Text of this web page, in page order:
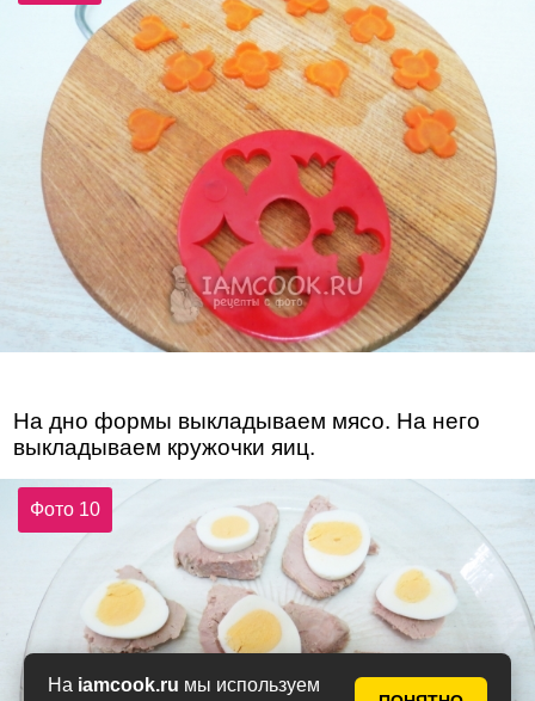
На iamcook.ru мы используем
На дно формы выкладываем мясо. На него
выкладываем кружочки яиц.
Фото 10